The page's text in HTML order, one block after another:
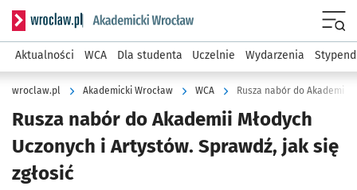
Serwis informacyjny wroclaw.pl podserwis: Akademicki
Aktualności WCA Dla studenta Uczelnie Wydarzenia
wroclaw.pl Akademicki Wrocław WCA Rusza nabór do Akademii
Rusza nabór do Akademii Młodych
Uczonych i Artystów. Sprawdź, jak się
zgłosić